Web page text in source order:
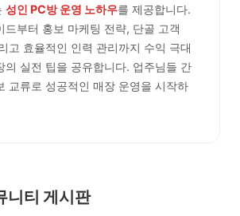
성인 PC방 운영 노하우를 제공합니다.
드부터 홍보 마케팅 전략, 단골 고객
고 효율적인 인력 관리까지 수익 극대
의 실전 팁을 공유합니다. 업주님들 간
교류로 성공적인 매장 운영을 시작하
니티 게시판